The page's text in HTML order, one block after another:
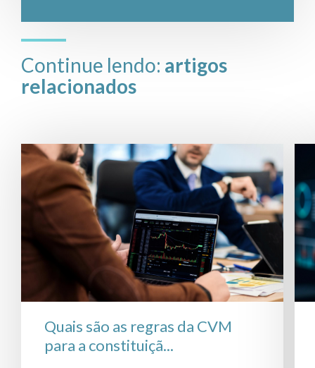
Continue lendo: artigos
relacionados
Quais são as regras da CVM
para a constituiçã...